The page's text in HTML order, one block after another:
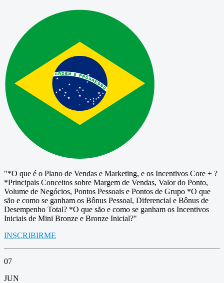
"*O que é o Plano de Vendas e Marketing, e os Incentivos Core + ?
*Principais Conceitos sobre Margem de Vendas, Valor do Ponto,
Volume de Negócios, Pontos Pessoais e Pontos de Grupo *O que
são e como se ganham os Bônus Pessoal, Diferencial e Bônus de
Desempenho Total? *O que são e como se ganham os Incentivos
Iniciais de Mini Bronze e Bronze Inicial?"
INSCRIBIRME
07
JUN